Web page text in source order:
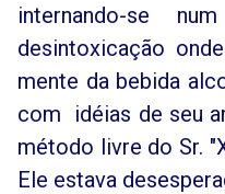
internando-se
desintoxicação
mente da bebida
com idéias de seu
método livre do Sr.
Ele estava